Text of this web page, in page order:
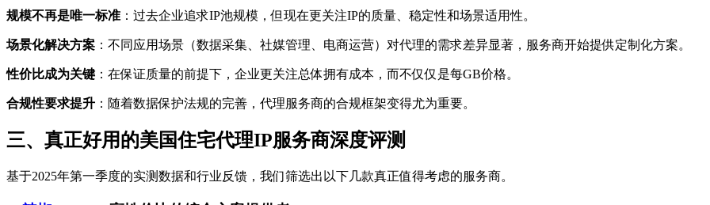
规模不再是唯一标准 ：过去企业追求IP池规模，但现在更关注IP的质量、稳定性和场景适用性。
场景化解决方案 ：不同应用场景（数据采集、社媒管理、电商运营）对代理的需求差异显著，服务商开始提供定制化方案。
性价比成为关键 ：在保证质量的前提下，企业更关注总体拥有成本，而不仅仅是每GB价格。
合规性要求提升 ：随着数据保护法规的完善，代理服务商的合规框架变得尤为重要。
三、真正好用的美国住宅代理IP服务商深度评测
基于2025年第一季度的实测数据和行业反馈，我们筛选出以下几款真正值得考虑的服务商。